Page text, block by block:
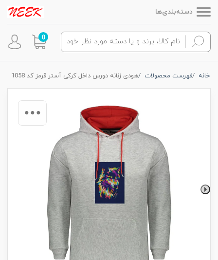
دسته‌بندی‌ها
0
خانه فهرست محصولات هودی زنانه دورس داخل کرکی آستر قرمز کد 1058